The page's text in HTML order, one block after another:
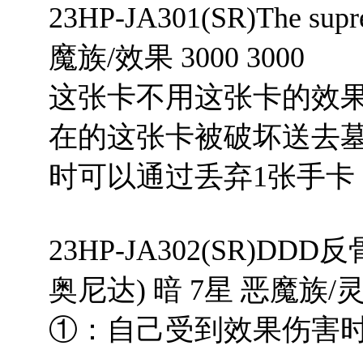
23HP-JA301(SR)The
魔族/效果 3000 3000
这张卡不用这张卡的效
在的这张卡被破坏送去
时可以通过丢弃1张手
23HP-JA302(SR)DDD
奥尼达) 暗 7星 恶魔族/
①：自己受到效果伤害